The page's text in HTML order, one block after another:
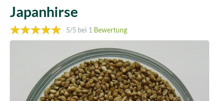
Japanhirse
5/5 bei 1 Bewertung